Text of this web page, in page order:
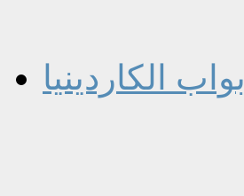
ابواب الكاردينيا